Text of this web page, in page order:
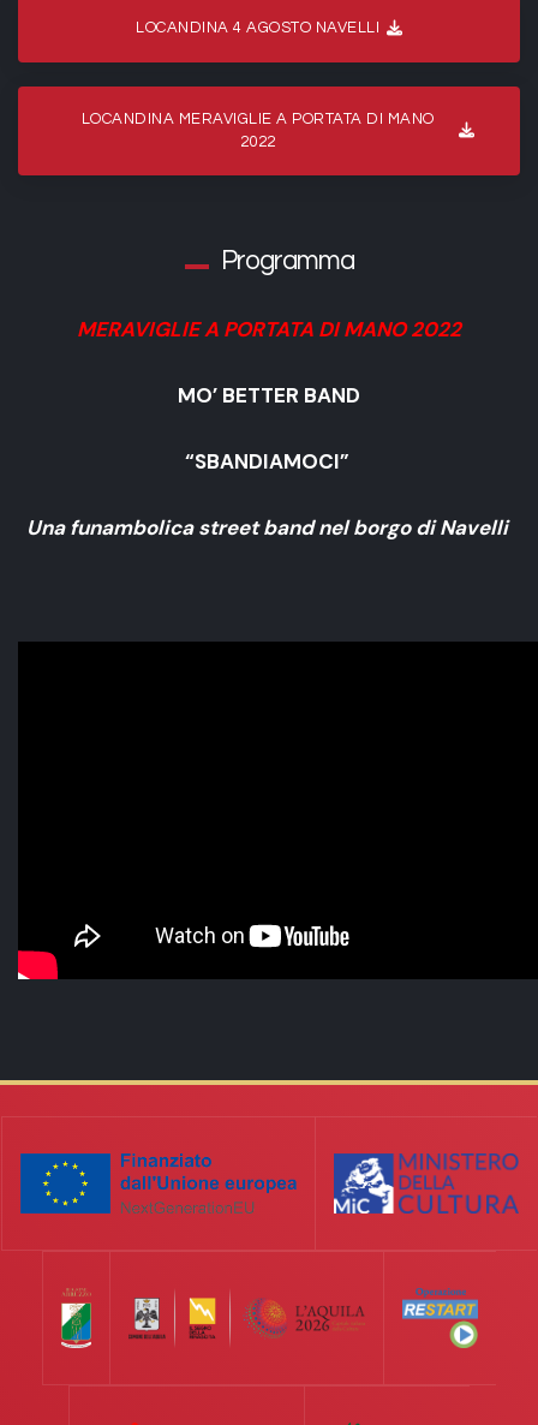
LOCANDINA 4 AGOSTO NAVELLI
LOCANDINA MERAVIGLIE A PORTATA DI MANO
2022
Programma
MERAVIGLIE A PORTATA DI MANO 2022
MO’ BETTER BAND
“SBANDIAMOCI”
Una funambolica street band nel borgo di Navelli